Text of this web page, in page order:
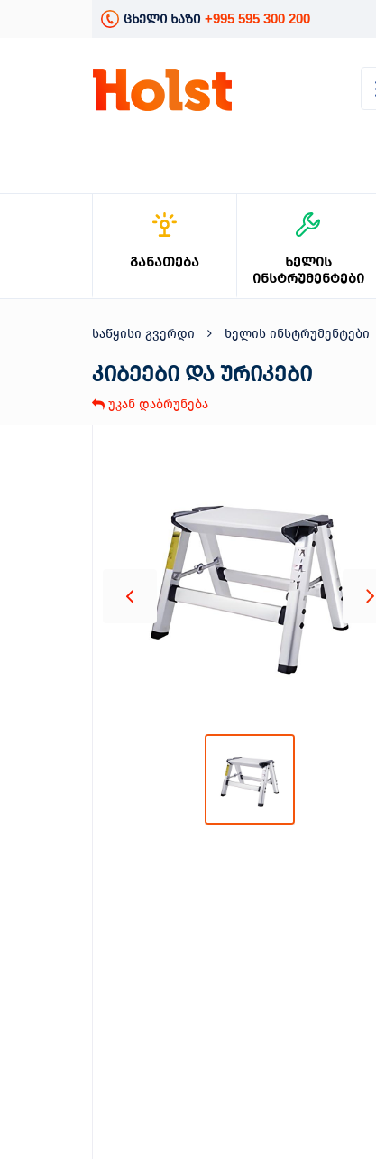
ცხელი ხაზი +995 595 300 200
ᲒᲐᲜᲐᲗᲔᲑᲐ
ᲮᲔᲚᲘᲡ
ᲘᲜᲡᲢᲠᲣᲛᲔᲜᲢᲔᲑᲘ
საწყისი გვერდი ხელის ინსტრუმენტები
კიბეები და ურიკები
უკან დაბრუნება
გათბობა
პროდუქცია
ბლოგი